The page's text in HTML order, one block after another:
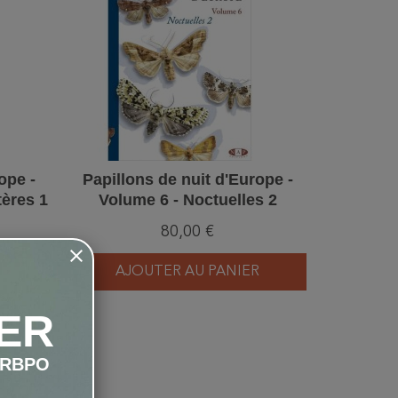
-
1
Papillons de nuit d'Europe -
Volume 6 - Noctuelles 2
80,00 €
AJOUTER AU PANIER